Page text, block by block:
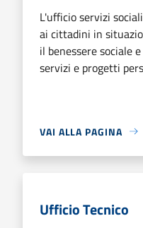
L'ufficio servizi
ai cittadini in
il benessere sociale
servizi e progetti
VAI ALLA PAGINA
Ufficio Tecnico